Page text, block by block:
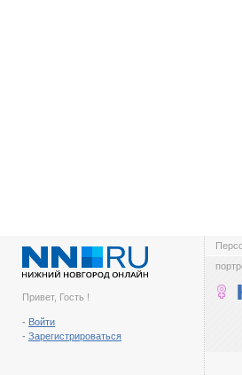
Привет, Гость !
- Войти
- Зарегистрироваться